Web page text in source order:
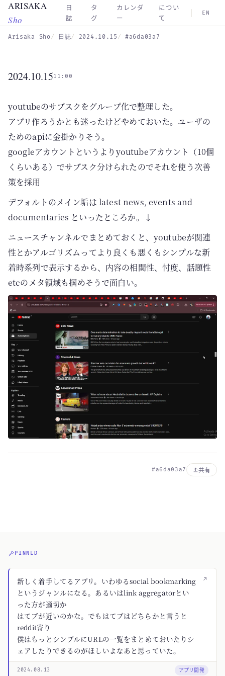
Skip to main content
ARISAKA
Sho
日
誌
タ
グ
カレンダ
ー
につい
て
EN
Arisaka Sho 日誌 2024.10.15 #a6da03a7
2024.10.1511:00
youtubeのサブスクをグループ化で整理した。
アプリ作ろうかとも迷ったけどやめておいた。ユーザの
ためのapiに金掛かりそう。
googleアカウントというよりyoutubeアカウント（10個
くらいある）でサブスク分けられたのでそれを使う次善
策を採用
デフォルトのメイン垢は latest news, events and
documentaries といったところか。↓
ニュースチャンネルでまとめておくと、youtubeが関連
性とかアルゴリズムってより良くも悪くもシンプルな新
着時系列で表示するから、内容の相関性、忖度、話題性
etcのメタ領域も掴めそうで面白い。
#a6da03a7 共有
PINNED
↗
新しく着手してるアプリ。いわゆるsocial bookmarking
というジャンルになる。あるいはlink aggregatorとい
った方が適切か
はてブが近いのかな。でもはてブはどちらかと言うと
reddit寄り
僕はもっとシンプルにURLの一覧をまとめておいたりシ
ェアしたりできるのがほしいよなあと思っていた。
2024.08.13 アプリ開発